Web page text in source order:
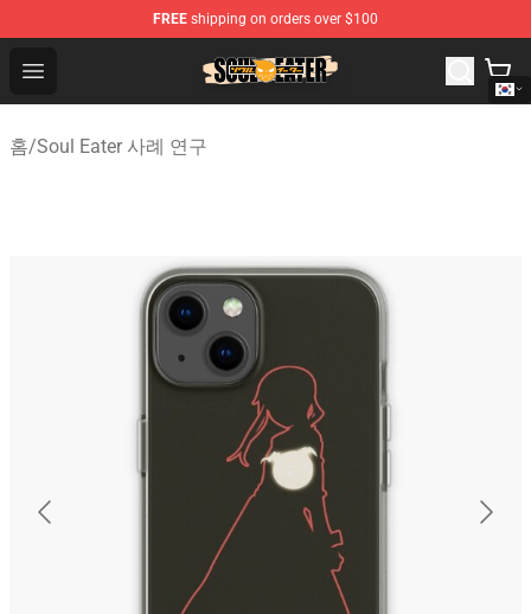
FREE shipping on orders over $100
Open menu
Soul Eater Store - Official Soul Eater Merchandise Shop
홈/Soul Eater 사례 연구